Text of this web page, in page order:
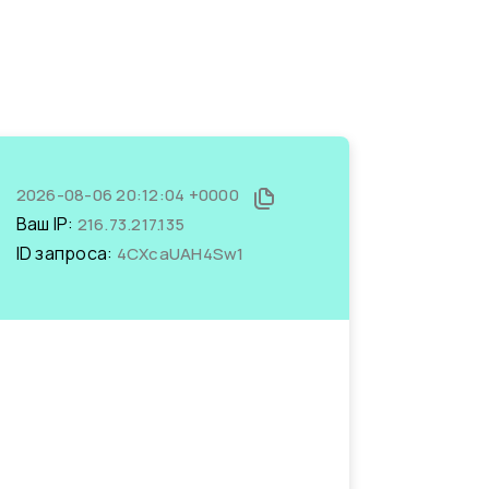
2026-08-06 20:12:04 +0000
Ваш IP: 216.73.217.135
ID запроса: 4CXcaUAH4Sw1